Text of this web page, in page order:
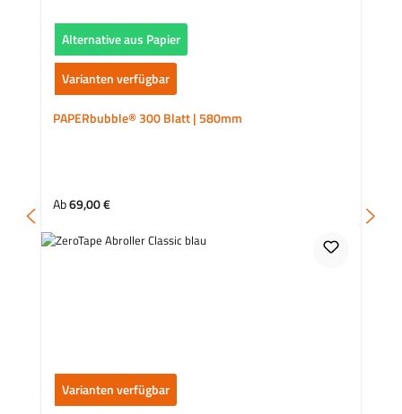
Alternative aus Papier
Varianten verfügbar
PAPERbubble® 300 Blatt | 580mm
Regulärer Preis:
Ab69,00 €
Varianten verfügbar